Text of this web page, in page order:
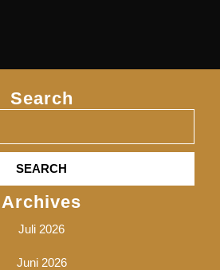
Search
Archives
Juli 2026
Juni 2026